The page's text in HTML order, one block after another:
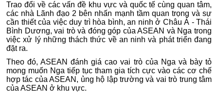
Trao đổi về các vấn đề khu vực và quốc tế cùng quan tâm,
các nhà Lãnh đạo 2 bên nhấn mạnh tầm quan trọng và sự
cần thiết của việc duy trì hòa bình, an ninh ở Châu Á - Thái
Bình Dương, vai trò và đóng góp của ASEAN và Nga trong
việc xử lý những thách thức về an ninh và phát triển đang
đặt ra.
Theo đó, ASEAN đánh giá cao vai trò của Nga và bày tỏ
mong muốn Nga tiếp tục tham gia tích cực vào các cơ chế
hợp tác của ASEAN, ủng hộ lập trường và vai trò trung tâm
của ASEAN ở khu vực.